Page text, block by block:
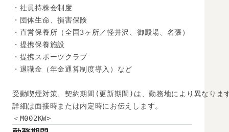
・社員持株会制度
・団体生命、損害保険
・直営保養所（全国3ヶ所／軽井沢、御殿場、名張）
・提携保養施設
・提携スポーツクラブ
・退職金（年金通算制度導入）など
受動喫煙対策、契約期間(更新期間)は、勤務地により異なりま
詳細は面接時または内定時にお伝えします。
＜M002KW>